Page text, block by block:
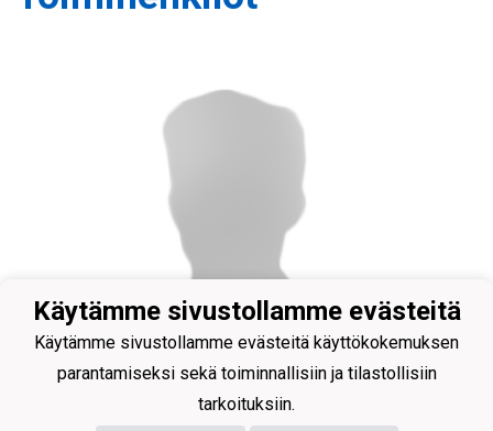
Käytämme sivustollamme evästeitä
Käytämme sivustollamme evästeitä käyttökokemuksen
parantamiseksi sekä toiminnallisiin ja tilastollisiin
tarkoituksiin.